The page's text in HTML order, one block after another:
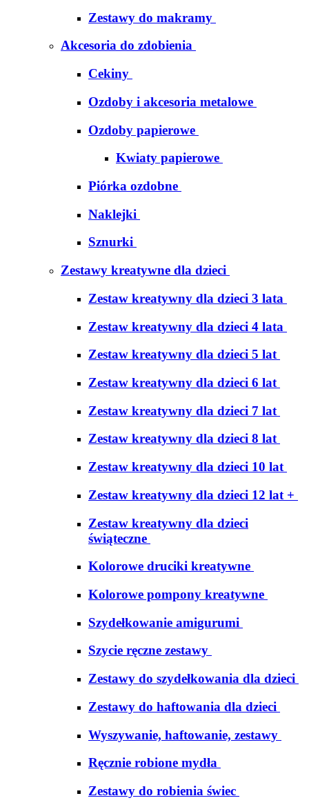
Zestawy do makramy
Akcesoria do zdobienia
Cekiny
Ozdoby i akcesoria metalowe
Ozdoby papierowe
Kwiaty papierowe
Piórka ozdobne
Naklejki
Sznurki
Zestawy kreatywne dla dzieci
Zestaw kreatywny dla dzieci 3 lata
Zestaw kreatywny dla dzieci 4 lata
Zestaw kreatywny dla dzieci 5 lat
Zestaw kreatywny dla dzieci 6 lat
Zestaw kreatywny dla dzieci 7 lat
Zestaw kreatywny dla dzieci 8 lat
Zestaw kreatywny dla dzieci 10 lat
Zestaw kreatywny dla dzieci 12 lat +
Zestaw kreatywny dla dzieci
świąteczne
Kolorowe druciki kreatywne
Kolorowe pompony kreatywne
Szydełkowanie amigurumi
Szycie ręczne zestawy
Zestawy do szydełkowania dla dzieci
Zestawy do haftowania dla dzieci
Wyszywanie, haftowanie, zestawy
Ręcznie robione mydła
Zestawy do robienia świec